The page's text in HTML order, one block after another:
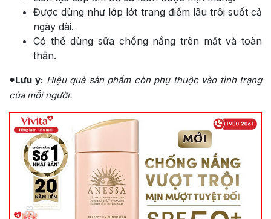
Được dùng như lớp lót trang điểm lâu trôi suốt cả
ngày dài.
Có thể dùng sữa chống nắng trên mặt và toàn
thân.
*Lưu ý: Hiệu quả sản phẩm còn phụ thuộc vào tình trạng
của mỗi người.